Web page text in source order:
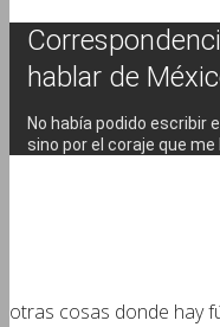
hablar de
No había podido escribir
sino por el coraje que
otras cosas donde hay